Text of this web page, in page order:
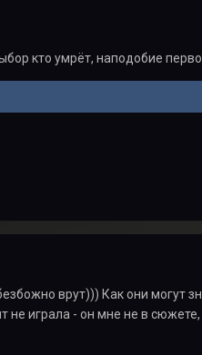
кто умрёт, наподобие
врут))) Как они могут
не играла - он мне не в